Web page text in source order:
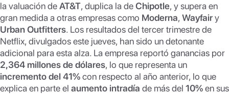
la valuación deAT&T, duplica la deChipotle, y supera en
gran medida a otras empresas como Moderna, Wayfairy
Urban Outfitters. Los resultados del tercer trimestre de
Netflix, divulgados este jueves, han sido un detonante
adicional para esta alza. La empresa reportó ganancias por
2,364 millones de dólares, lo que representa un
incremento del 41%con respecto al año anterior, lo que
explica en parte el aumento intradía de más del 10%en sus